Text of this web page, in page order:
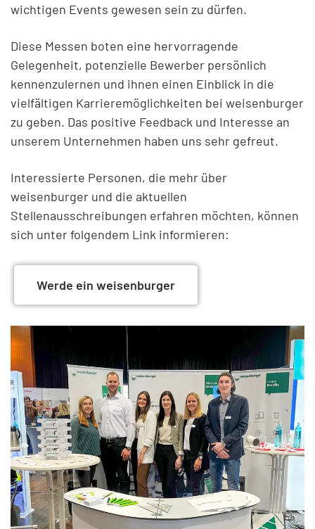
wichtigen Events gewesen sein zu dürfen.
Diese Messen boten eine hervorragende
Gelegenheit, potenzielle Bewerber persönlich
kennenzulernen und ihnen einen Einblick in die
vielfältigen Karrieremöglichkeiten bei weisenburger
zu geben. Das positive Feedback und Interesse an
unserem Unternehmen haben uns sehr gefreut.
Interessierte Personen, die mehr über
weisenburger und die aktuellen
Stellenausschreibungen erfahren möchten, können
sich unter folgendem Link informieren:
Werde ein weisenburger